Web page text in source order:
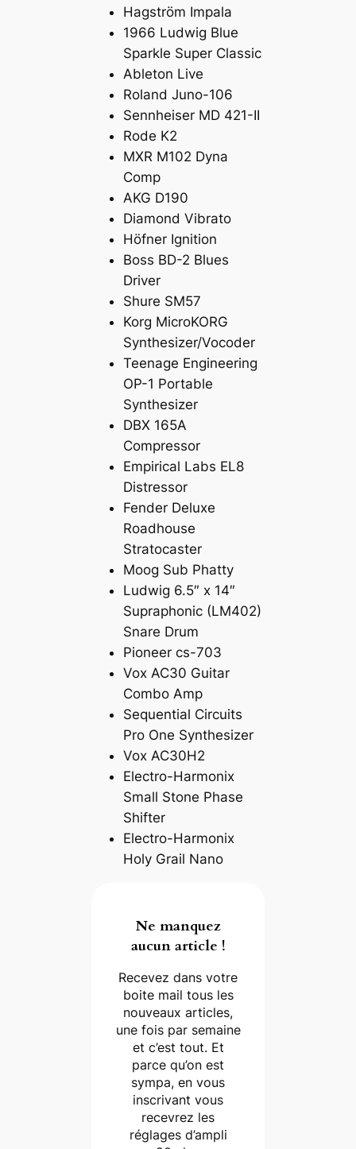
Hagström Impala
1966 Ludwig Blue
Sparkle Super Classic
Ableton Live
Roland Juno-106
Sennheiser MD 421-II
Rode K2
MXR M102 Dyna
Comp
AKG D190
Diamond Vibrato
Höfner Ignition
Boss BD-2 Blues
Driver
Shure SM57
Korg MicroKORG
Synthesizer/Vocoder
Teenage Engineering
OP-1 Portable
Synthesizer
DBX 165A
Compressor
Empirical Labs EL8
Distressor
Fender Deluxe
Roadhouse
Stratocaster
Moog Sub Phatty
Ludwig 6.5″ x 14″
Supraphonic (LM402)
Snare Drum
Pioneer cs-703
Vox AC30 Guitar
Combo Amp
Sequential Circuits
Pro One Synthesizer
Vox AC30H2
Electro-Harmonix
Small Stone Phase
Shifter
Electro-Harmonix
Holy Grail Nano
Ne manquez
aucun article !
Recevez dans votre
boite mail tous les
nouveaux articles,
une fois par semaine
et c’est tout. Et
parce qu’on est
sympa, en vous
inscrivant vous
recevrez les
réglages d’ampli